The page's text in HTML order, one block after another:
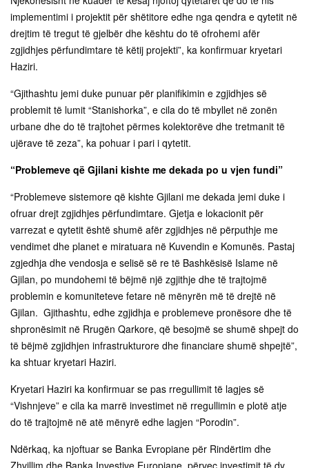
implementimi i projektit për shëtitore edhe nga qendra e qytetit në
drejtim të tregut të gjelbër dhe kështu do të ofrohemi afër
zgjidhjes përfundimtare të këtij projekti”, ka konfirmuar kryetari
Haziri.
“Gjithashtu jemi duke punuar për planifikimin e zgjidhjes së
problemit të lumit “Stanishorka”, e cila do të mbyllet në zonën
urbane dhe do të trajtohet përmes kolektorëve dhe tretmanit të
ujërave të zeza”, ka pohuar i pari i qytetit.
“Problemeve që Gjilani kishte me dekada po u vjen fundi”
“Problemeve sistemore që kishte Gjilani me dekada jemi duke i
ofruar drejt zgjidhjes përfundimtare. Gjetja e lokacionit për
varrezat e qytetit është shumë afër zgjidhjes në përputhje me
vendimet dhe planet e miratuara në Kuvendin e Komunës. Pastaj
zgjedhja dhe vendosja e selisë së re të Bashkësisë Islame në
Gjilan, po mundohemi të bëjmë një zgjithje dhe të trajtojmë
problemin e komuniteteve fetare në mënyrën më të drejtë në
Gjilan. Gjithashtu, edhe zgjidhja e problemeve pronësore dhe të
shpronësimit në Rrugën Qarkore, që besojmë se shumë shpejt do
të bëjmë zgjidhjen infrastrukturore dhe financiare shumë shpejtë”,
ka shtuar kryetari Haziri.
Kryetari Haziri ka konfirmuar se pas rregullimit të lagjes së
“Vishnjeve” e cila ka marrë investimet në rregullimin e plotë atje
do të trajtojmë në atë mënyrë edhe lagjen “Porodin”.
Ndërkaq, ka njoftuar se Banka Evropiane për Rindërtim dhe
Zhvillim dhe Banka Investive Europiane, përveç investimit të dy